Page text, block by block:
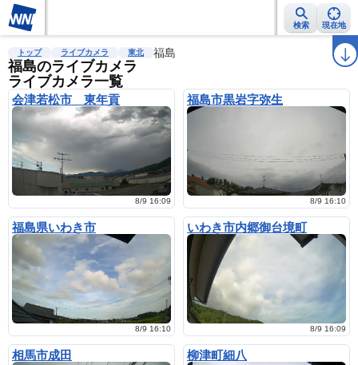
検索 現在地
雨雲レーダー 台風情報 地震情報 ラ
トップ ライブカメラ 東北 福島
福島のライブカメラ
ライブカメラ一覧
会津若松市 東年貢
8/9 16:09
福島市黒岩字弥生
8/9 16:10
福島県いわき市
8/9 16:10
いわき市内郷御台境町
8/9 16:09
相馬市成田 柳津町細八